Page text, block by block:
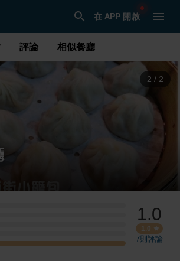
在 APP 開啟
評論 相似餐廳
1 / 2
1.0
1.0
7則評論